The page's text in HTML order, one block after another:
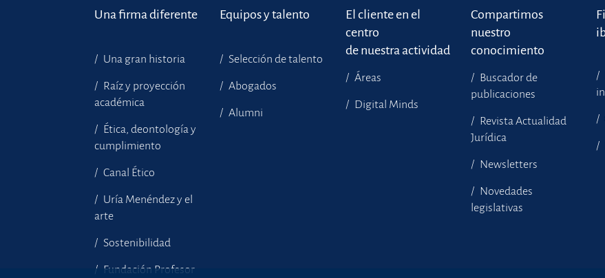
Una firma diferente
Una gran historia
Raíz y proyección
académica
Ética, deontología y
cumplimiento
Canal Ético
Uría Menéndez y el
arte
Sostenibilidad
Fundación Profesor
Equipos y talento
Selección de talento
Abogados
Alumni
El cliente en el
centro
de nuestra actividad
Áreas
Digital Minds
Compartimos
nuestro
conocimiento
Buscador de
publicaciones
Revista Actualidad
Jurídica
Newsletters
Novedades
legislativas